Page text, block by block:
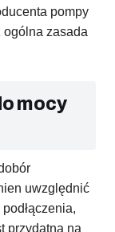
pompy
ogólna zasada
mocy
uwzględnić
przydatna na